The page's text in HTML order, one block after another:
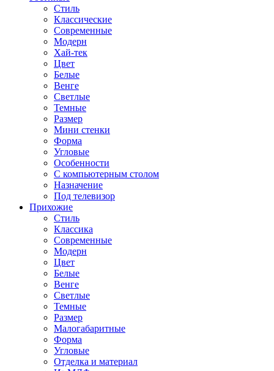
Стиль
Классические
Современные
Модерн
Хай-тек
Цвет
Белые
Венге
Светлые
Темные
Размер
Мини стенки
Форма
Угловые
Особенности
С компьютерным столом
Назначение
Под телевизор
Прихожие
Стиль
Классика
Современные
Модерн
Цвет
Белые
Венге
Светлые
Темные
Размер
Малогабаритные
Форма
Угловые
Отделка и материал